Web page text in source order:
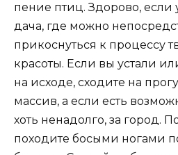
пение птиц. Здорово, если
дача, где можно
прикоснуться к процессу
красоты. Если вы устали
на исходе, сходите на
массив, а если есть
хоть ненадолго, за город.
походите босыми ногами